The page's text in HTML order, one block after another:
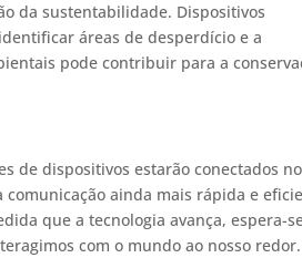
da sustentabilidade. Dispositivos
áreas de desperdício e a
pode contribuir para a
de dispositivos estarão conectados
ainda mais rápida e
que a tecnologia avança, espera-
com o mundo ao nosso redor.